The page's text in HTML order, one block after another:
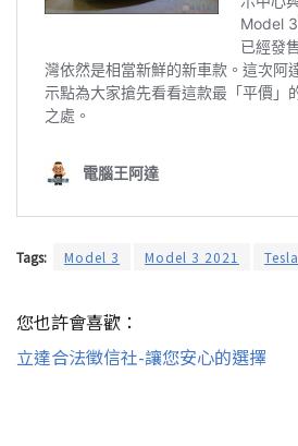
Tags: Model 3 Model 3 2021 Tesla
您也許會喜歡：
立達合法徵信社-讓您安心的選擇